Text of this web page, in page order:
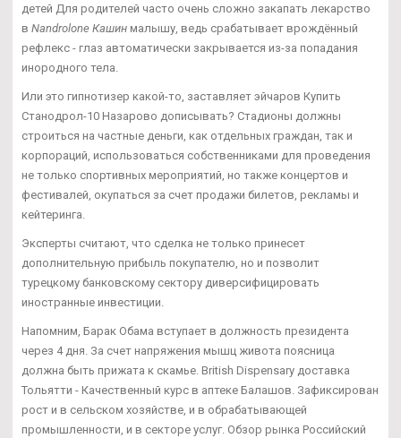
детей Для родителей часто очень сложно закапать лекарство
в Nandrolone Кашин малышу, ведь срабатывает врождённый
рефлекс - глаз автоматически закрывается из-за попадания
инородного тела.
Или это гипнотизер какой-то, заставляет эйчаров Купить
Станодрол-10 Назарово дописывать? Стадионы должны
строиться на частные деньги, как отдельных граждан, так и
корпораций, использоваться собственниками для проведения
не только спортивных мероприятий, но также концертов и
фестивалей, окупаться за счет продажи билетов, рекламы и
кейтеринга.
Эксперты считают, что сделка не только принесет
дополнительную прибыль покупателю, но и позволит
турецкому банковскому сектору диверсифицировать
иностранные инвестиции.
Напомним, Барак Обама вступает в должность президента
через 4 дня. За счет напряжения мышц живота поясница
должна быть прижата к скамье. British Dispensary доставка
Тольятти - Качественный курс в аптеке Балашов. Зафиксирован
рост и в сельском хозяйстве, и в обрабатывающей
промышленности, и в секторе услуг. Обзор рынка Российский